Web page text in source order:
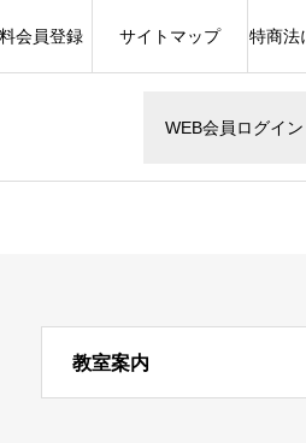
WEB会員ログイン
会員登録 サイトマップ 特商法
教室案内